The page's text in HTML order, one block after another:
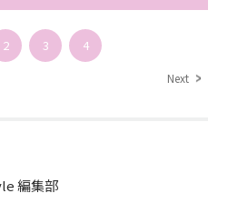
2 3 4
Next
編集部